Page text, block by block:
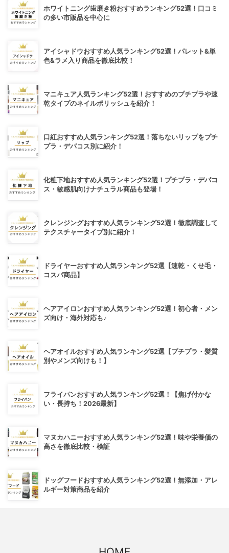
ホワイトニング歯磨き粉おすすめランキング52選！口コミ
の多い市販品を中心に
アイシャドウおすすめ人気ランキング52選！パレット&単
色&ラメ入り商品を徹底比較！
マニキュア人気ランキング52選！おすすめのプチプラや速
乾タイプのネイルポリッシュを紹介！
口紅おすすめ人気ランキング52選！落ちないリップをプチ
プラ・デパコス別に紹介！
化粧下地おすすめ人気ランキング52選！プチプラ・デパコ
ス・敏感肌向けナチュラル商品も登場！
クレンジングおすすめ人気ランキング52選！徹底調査して
テクスチャータイプ別に紹介！
ドライヤーおすすめ人気ランキング52選【速乾・くせ毛・
コスパ商品】
ヘアアイロンおすすめ人気ランキング52選！初心者・メン
ズ向け・海外対応も♪
ヘアオイルおすすめ人気ランキング52選【プチプラ・髪質
別やメンズ向けも！】
フライパンおすすめ人気ランキング52選！【焦げ付かな
い・長持ち！2026最新】
マヌカハニーおすすめ人気ランキング52選！味や栄養価の
高さを徹底比較・検証
ドッグフードおすすめ人気ランキング52選！無添加・アレ
ルギー対策商品を紹介